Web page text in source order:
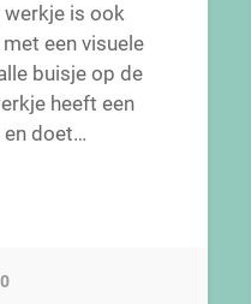
werkje is ook
een visuele
buisje op de
heeft een
en doet…
0